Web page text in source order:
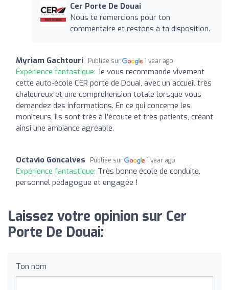
Cer Porte De Douai
Nous te remercions pour ton
commentaire et restons à ta disposition.
Myriam Gachtouri Publiée sur 1 year ago
Expérience fantastique: Je vous recommande vivement
cette auto-école CER porte de Douai, avec un accueil très
chaleureux et une compréhension totale lorsque vous
demandez des informations. En ce qui concerne les
moniteurs, ils sont très à l'écoute et très patients, créant
ainsi une ambiance agréable.
Octavio Goncalves Publiée sur 1 year ago
Expérience fantastique: Très bonne école de conduite,
personnel pédagogue et engagée !
Laissez votre opinion sur Cer
Porte De Douai:
Ton nom